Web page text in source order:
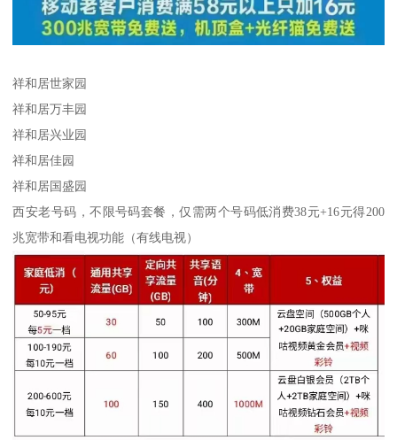
祥和居世家园
祥和居万丰园
祥和居兴业园
祥和居佳园
祥和居国盛园
西安老号码，不限号码套餐，仅需两个号码低消费38元+16元得200
兆宽带和看电视功能（有线电视）